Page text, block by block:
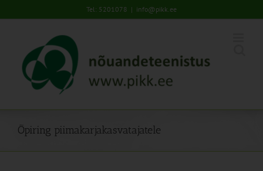
to
Tel: 5201078 | info@pikk.ee
Õpiring piimakarjakasvatajatele